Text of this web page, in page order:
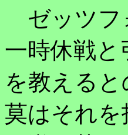
ゼッツフ
一時休戦
を教える
莫はそれを